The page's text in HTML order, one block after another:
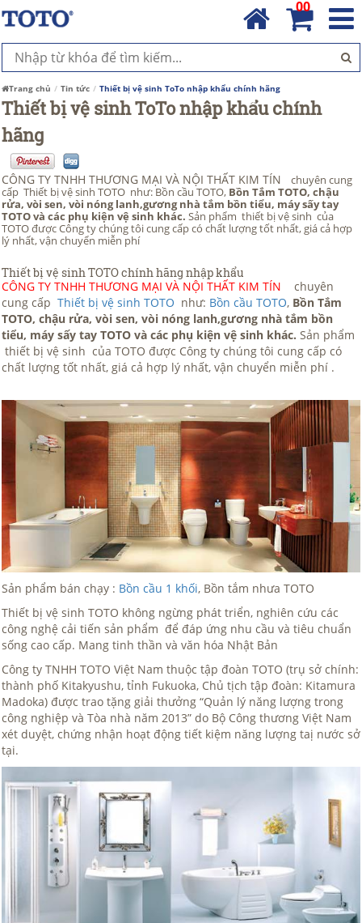
00
Trang chủ Tin tức Thiết bị vệ sinh ToTo nhập khẩu chính hãng
Thiết bị vệ sinh ToTo nhập khẩu chính
hãng
CÔNG TY TNHH THƯƠNG MẠI VÀ NỘI THẤT KIM TÍN chuyên cung
cấp Thiết bị vệ sinh TOTO như: Bồn cầu TOTO, Bồn Tắm TOTO, chậu
rửa, vòi sen, vòi nóng lanh,gương nhà tắm bồn tiểu, máy sấy tay
TOTO và các phụ kiện vệ sinh khác. Sản phẩm thiết bị vệ sinh của
TOTO được Công ty chúng tôi cung cấp có chất lượng tốt nhất, giá cả hợp
lý nhất, vận chuyển miễn phí
Thiết bị vệ sinh TOTO chính hãng nhập khẩu
CÔNG TY TNHH THƯƠNG MẠI VÀ NỘI THẤT KIM TÍN chuyên
cung cấp Thiết bị vệ sinh TOTO như: Bồn cầu TOTO, Bồn Tắm
TOTO, chậu rửa, vòi sen, vòi nóng lanh,gương nhà tắm bồn
tiểu, máy sấy tay TOTO và các phụ kiện vệ sinh khác. Sản phẩm
thiết bị vệ sinh của TOTO được Công ty chúng tôi cung cấp có
chất lượng tốt nhất, giá cả hợp lý nhất, vận chuyển miễn phí .
Sản phẩm bán chạy : Bồn cầu 1 khối, Bồn tắm nhưa TOTO
Thiết bị vệ sinh TOTO không ngừng phát triển, nghiên cứu các
công nghệ cải tiến sản phẩm để đáp ứng nhu cầu và tiêu chuẩn
sống cao cấp. Mang tinh thần và văn hóa Nhật Bản
Công ty TNHH TOTO Việt Nam thuộc tập đoàn TOTO (trụ sở chính:
thành phố Kitakyushu, tỉnh Fukuoka, Chủ tịch tập đoàn: Kitamura
Madoka) được trao tặng giải thưởng “Quản lý năng lượng trong
công nghiệp và Tòa nhà năm 2013” do Bộ Công thương Việt Nam
xét duyệt, chứng nhận hoạt động tiết kiệm năng lượng taị nước sở
tại.